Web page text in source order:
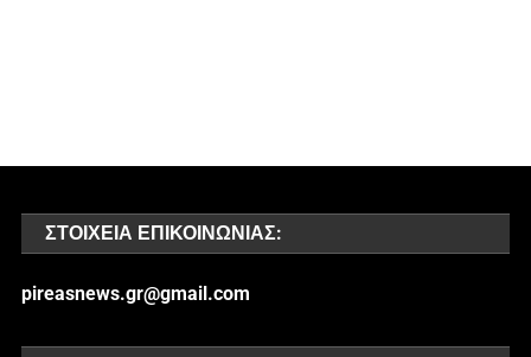
ΣΤΟΙΧΕΊΑ ΕΠΙΚΟΙΝΩΝΊΑΣ:
pireasnews.gr@gmail.com